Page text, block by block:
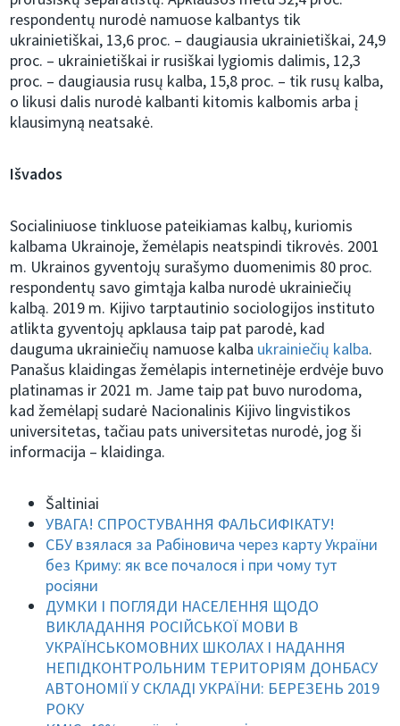
respondentų nurodė namuose kalbantys tik
ukrainietiškai, 13,6 proc. – daugiausia ukrainietiškai, 24,9
proc. – ukrainietiškai ir rusiškai lygiomis dalimis, 12,3
proc. – daugiausia rusų kalba, 15,8 proc. – tik rusų kalba,
o likusi dalis nurodė kalbanti kitomis kalbomis arba į
klausimyną neatsakė.
Išvados
Socialiniuose tinkluose pateikiamas kalbų, kuriomis
kalbama Ukrainoje, žemėlapis neatspindi tikrovės. 2001
m. Ukrainos gyventojų surašymo duomenimis 80 proc.
respondentų savo gimtąja kalba nurodė ukrainiečių
kalbą. 2019 m. Kijivo tarptautinio sociologijos instituto
atlikta gyventojų apklausa taip pat parodė, kad
dauguma ukrainiečių namuose kalba ukrainiečių kalba.
Panašus klaidingas žemėlapis internetinėje erdvėje buvo
platinamas ir 2021 m. Jame taip pat buvo nurodoma,
kad žemėlapį sudarė Nacionalinis Kijivo lingvistikos
universitetas, tačiau pats universitetas nurodė, jog ši
informacija – klaidinga.
Šaltiniai
УВАГА! СПРОСТУВАННЯ ФАЛЬСИФІКАТУ!
СБУ взялася за Рабіновича через карту України
без Криму: як все почалося і при чому тут
росіяни
ДУМКИ І ПОГЛЯДИ НАСЕЛЕННЯ ЩОДО
ВИКЛАДАННЯ РОСІЙСЬКОЇ МОВИ В
УКРАЇНСЬКОМОВНИХ ШКОЛАХ І НАДАННЯ
НЕПІДКОНТРОЛЬНИМ ТЕРИТОРІЯМ ДОНБАСУ
АВТОНОМІЇ У СКЛАДІ УКРАЇНИ: БЕРЕЗЕНЬ 2019
РОКУ